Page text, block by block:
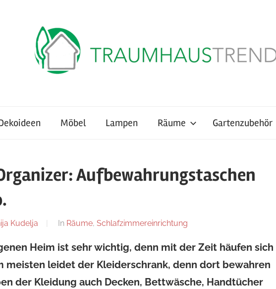
Möbel Lampen Räume Gartenzubehör
Aufbewahrungstaschen
Kudelja In Räume, Schlafzimmereinrichtung
Heim ist sehr wichtig, denn mit der Zeit häufen sich
meisten leidet der Kleiderschrank, denn dort bewahren
der Kleidung auch Decken, Bettwäsche, Handtücher